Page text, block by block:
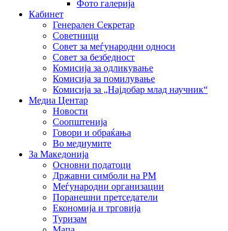
Фото галерија
Кабинет
Генерален Секретар
Советници
Совет за меѓународни односи
Совет за безбедност
Комисија за одликување
Комисија за помилување
Комисија за „Најдобар млад научник“
Медиа Центар
Новости
Соопштенија
Говори и обраќања
Во медиумите
За Македонија
Основни податоци
Државни симболи на РМ
Меѓународни организации
Поранешни претседатели
Економија и трговија
Туризам